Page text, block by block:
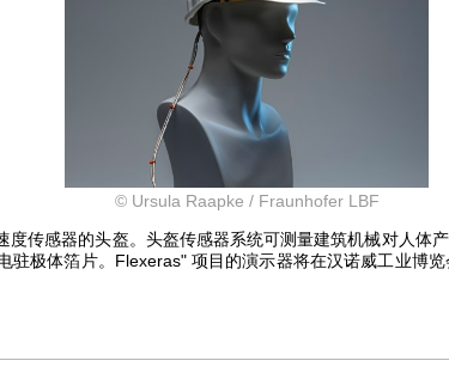
© Ursula Raapke / Fraunhofer LBF
传感器的头盔。头盔传感器系统可测量建筑机械对人体
驻极体箔片。Flexeras" 项目的演示器将在汉诺威工业博